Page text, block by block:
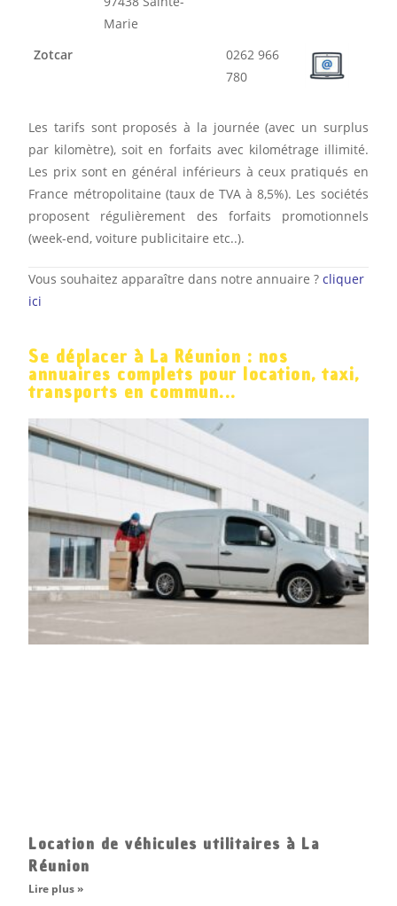
Marie
Zotcar
0262 966
780
Les tarifs sont proposés à la journée (avec un surplus
par kilomètre), soit en forfaits avec kilométrage illimité.
Les prix sont en général inférieurs à ceux pratiqués en
France métropolitaine (taux de TVA à 8,5%). Les sociétés
proposent régulièrement des forfaits promotionnels
(week-end, voiture publicitaire etc..).
Vous souhaitez apparaître dans notre annuaire ?cliquer
ici
Se déplacer à La Réunion : nos
annuaires complets pour location, taxi,
transports en commun...
Location de véhicules utilitaires à La
Réunion
Lire plus »